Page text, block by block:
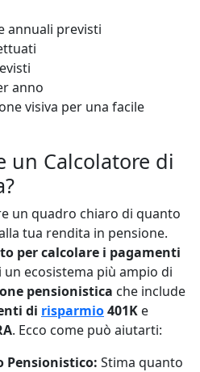
annuali previsti
anno
visiva per una facile
un Calcolatore di
un quadro chiaro di quanto
tua rendita in pensione.
per calcolare i pagamenti
ecosistema più ampio di
pensionistica che include
di risparmio401K e
. Ecco come può aiutarti:
Pensionistico: Stima quanto